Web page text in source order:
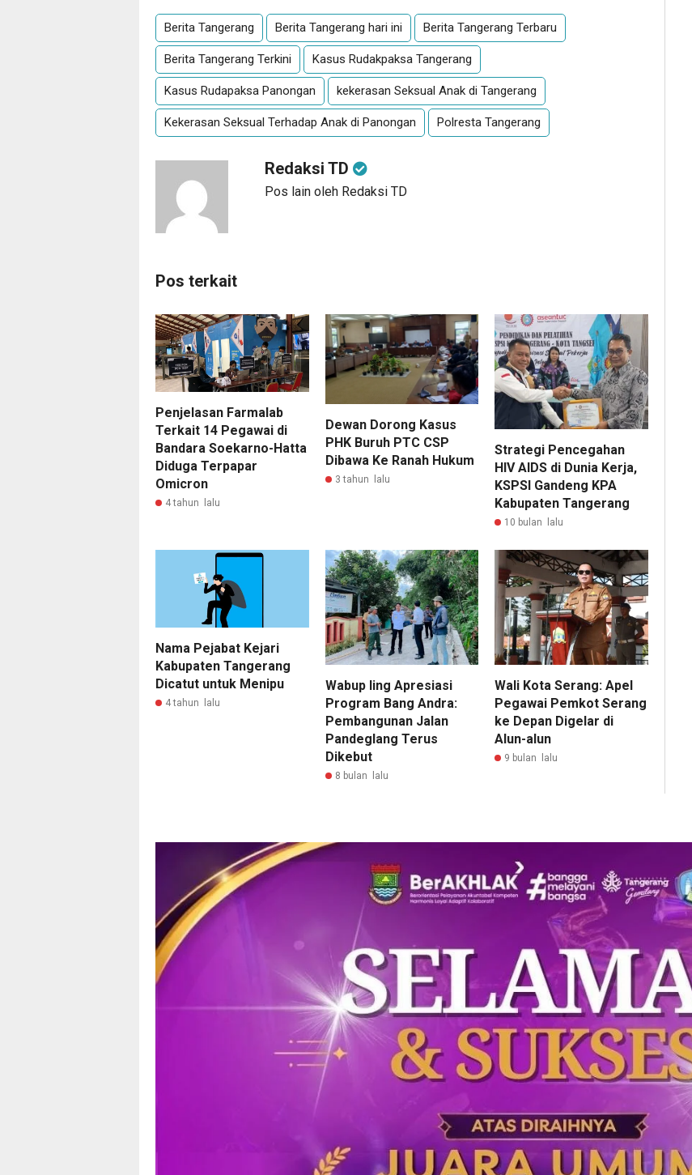
Berita Tangerang Berita Tangerang hari ini Berita Tangerang Terbaru
Berita Tangerang Terkini Kasus Rudakpaksa Tangerang
Kasus Rudapaksa Panongan kekerasan Seksual Anak di Tangerang
Kekerasan Seksual Terhadap Anak di Panongan Polresta Tangerang
Redaksi TD
Pos lain oleh Redaksi TD
Pos terkait
Penjelasan Farmalab
Terkait 14 Pegawai di
Bandara Soekarno-Hatta
Diduga Terpapar
Omicron
4 tahun lalu
Dewan Dorong Kasus
PHK Buruh PTC CSP
Dibawa Ke Ranah Hukum
3 tahun lalu
Strategi Pencegahan
HIV AIDS di Dunia Kerja,
KSPSI Gandeng KPA
Kabupaten Tangerang
10 bulan lalu
Nama Pejabat Kejari
Kabupaten Tangerang
Dicatut untuk Menipu
4 tahun lalu
Wabup Iing Apresiasi
Program Bang Andra:
Pembangunan Jalan
Pandeglang Terus
Dikebut
8 bulan lalu
Wali Kota Serang: Apel
Pegawai Pemkot Serang
ke Depan Digelar di
Alun-alun
9 bulan lalu